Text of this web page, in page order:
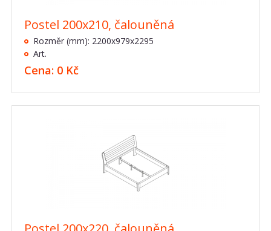
Postel 200x210, čalouněná
Rozměr (mm): 2200x979x2295
Art.
Cena: 0 Kč